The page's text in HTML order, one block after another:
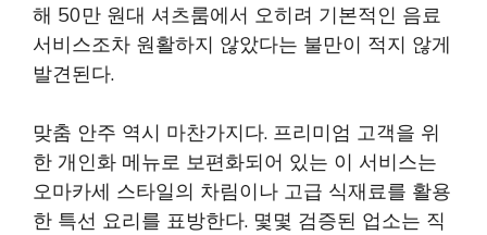
해 50만 원대 셔츠룸에서 오히려 기본적인 음료
서비스조차 원활하지 않았다는 불만이 적지 않게
발견된다.
맞춤 안주 역시 마찬가지다. 프리미엄 고객을 위
한 개인화 메뉴로 보편화되어 있는 이 서비스는
오마카세 스타일의 차림이나 고급 식재료를 활용
한 특선 요리를 표방한다. 몇몇 검증된 업소는 직